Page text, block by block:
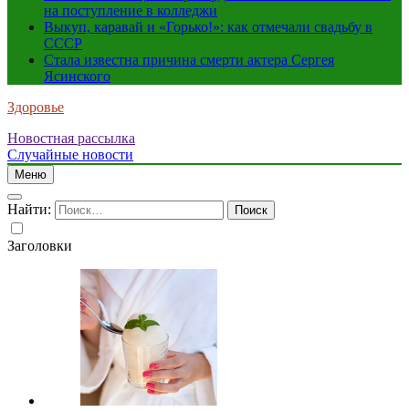
на поступление в колледжи
Выкуп, каравай и «Горько!»: как отмечали свадьбу в
СССР
Стала известна причина смерти актера Сергея
Ясинского
Здоровье
Новостная рассылка
Случайные новости
Меню
Найти:
Заголовки